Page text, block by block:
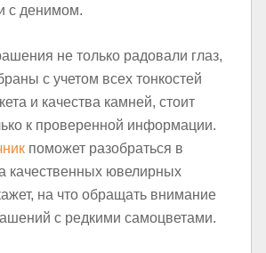
с денимом.
не только радовали глаз,
с учетом всех тонкостей
и качества камней, стоит
к проверенной информации.
поможет разобраться в
качественных ювелирных
на что обращать внимание
с редкими самоцветами.